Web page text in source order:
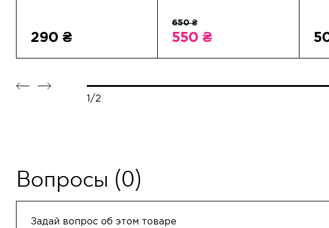
290 ₴ 550 ₴
1/2
Вопросы (0)
Задай вопрос об этом товаре